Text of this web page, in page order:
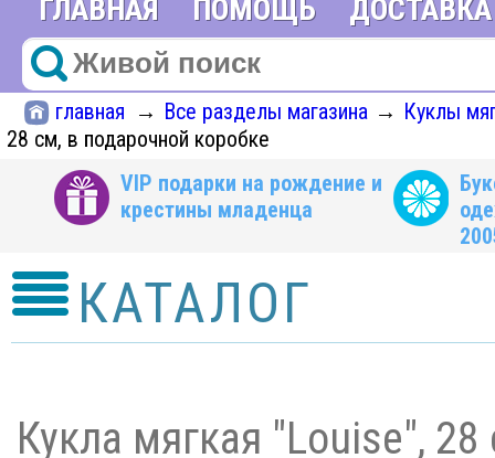
ГЛАВНАЯ ПОМОЩЬ ДОСТАВКА
главная → Все разделы магазина → Куклы
28 см, в подарочной коробке
VIP подарки на рождение и
крестины младенца
КАТАЛОГ
Кукла мягкая "Louise",